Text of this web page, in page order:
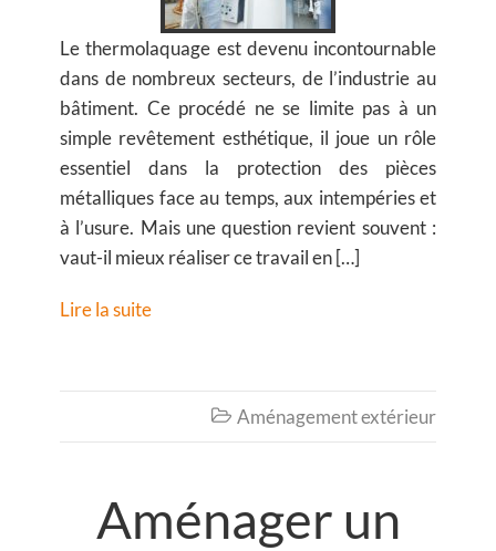
Le thermolaquage est devenu incontournable
dans de nombreux secteurs, de l’industrie au
bâtiment. Ce procédé ne se limite pas à un
simple revêtement esthétique, il joue un rôle
essentiel dans la protection des pièces
métalliques face au temps, aux intempéries et
à l’usure. Mais une question revient souvent :
vaut-il mieux réaliser ce travail en […]
Lire la suite
 Aménagement extérieur
Aménager un